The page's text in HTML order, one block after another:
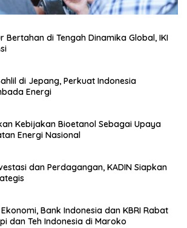
Bertahan di Tengah Dinamika Global, IKI
di Jepang, Perkuat Indonesia
Energi
Kebijakan Bioetanol Sebagai Upaya
Energi Nasional
dan Perdagangan, KADIN Siapkan
Bank Indonesia dan KBRI Rabat
dan Teh Indonesia di Maroko